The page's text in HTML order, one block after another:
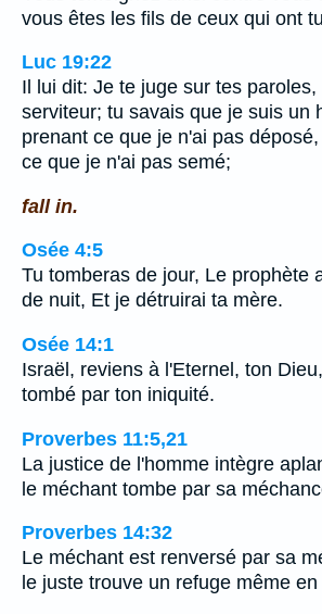
vous êtes les fils de ceux qui ont
Luc 19:22
Il lui dit: Je te juge sur tes
serviteur; tu savais que je suis un
prenant ce que je n'ai pas
ce que je n'ai pas semé;
fall in.
Osée 4:5
Tu tomberas de jour, Le prophète
de nuit, Et je détruirai ta mère.
Osée 14:1
Israël, reviens à l'Eternel, ton
tombé par ton iniquité.
Proverbes 11:5,21
La justice de l'homme intègre
le méchant tombe par sa
Proverbes 14:32
Le méchant est renversé par sa
le juste trouve un refuge même